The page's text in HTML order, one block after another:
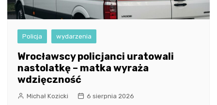
Policja wydarzenia
Wrocławscy policjanci uratowali
nastolatkę – matka wyraża
wdzięczność
Michał Kozicki 6 sierpnia 2026